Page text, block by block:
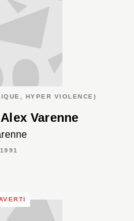
HYPER VIOLENCE)
Varenne